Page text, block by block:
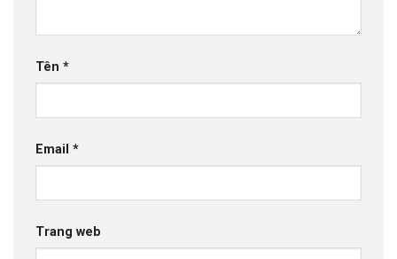
Tên *
Email *
Trang web